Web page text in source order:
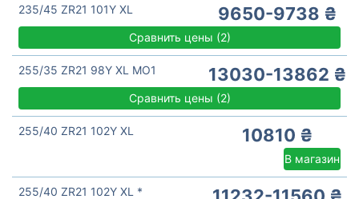
235/45 ZR21 101Y XL 9650-9738 ₴
Сравнить цены (2)
255/35 ZR21 98Y XL MO1 13030-13862 ₴
Сравнить цены (2)
255/40 ZR21 102Y XL 10810 ₴
В магазин
255/40 ZR21 102Y XL *